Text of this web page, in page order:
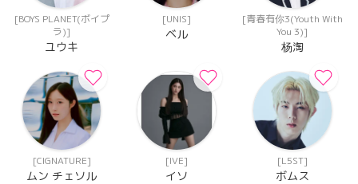
[BOYS PLANET(ボイプ
ラ)]
ユウキ
[UNIS]
ベル
[青春有你3(Youth With
You 3)]
杨淘
[CIGNATURE]
ムン チェソル
[IVE]
イソ
[L5ST]
ボムス